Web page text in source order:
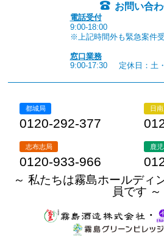
お問い合
電話受付
9:00-18:00
※上記時間外も緊急案件受
窓口業務
9:00-17:30
定休日：土
都城局
0120-292-377
日
志布志局
0120-933-966
鹿
～ 私たちは霧島ホールディ
員です ～
・